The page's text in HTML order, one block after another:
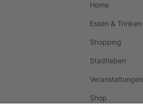
Home
Essen & Trinken
Shopping
Stadtleben
Veranstaltungen
Shop